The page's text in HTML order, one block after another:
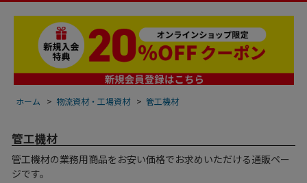
ホーム > 物流資材・工場資材 > 管工機材
管工機材
管工機材の業務用商品をお安い価格でお求めいただける通販ペー
ジです。